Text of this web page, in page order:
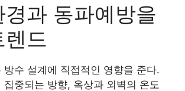
경과 동파예방을
렌드
방수 설계에 직접적인 영향을 준다.
집중되는 방향, 옥상과 외벽의 온도